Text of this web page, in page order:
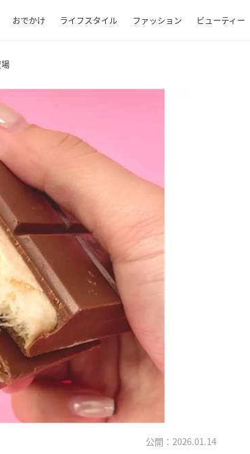
おでかけ ライフスタイル ファッション ビューティー
公開：2026.01.14